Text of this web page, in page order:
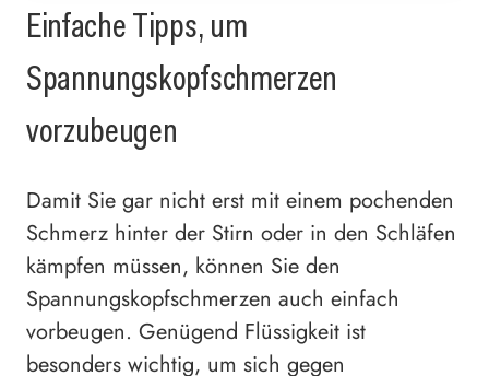
Einfache Tipps, um
Spannungskopfschmerzen
vorzubeugen
Damit Sie gar nicht erst mit einem pochenden
Schmerz hinter der Stirn oder in den Schläfen
kämpfen müssen, können Sie den
Spannungskopfschmerzen auch einfach
vorbeugen. Genügend Flüssigkeit ist
besonders wichtig, um sich gegen